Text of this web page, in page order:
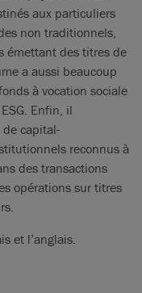
aux particuliers
non traditionnels,
émettant des titres de
a aussi beaucoup
à vocation sociale
Enfin, il
capital-
reconnus à
des transactions
opérations sur titres
et l’anglais.